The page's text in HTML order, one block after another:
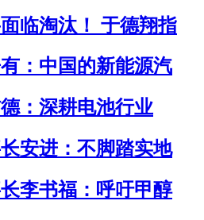
临淘汰！ 于德翔指
：中国的新能源汽
：深耕电池行业
安进：不脚踏实地
李书福：呼吁甲醇